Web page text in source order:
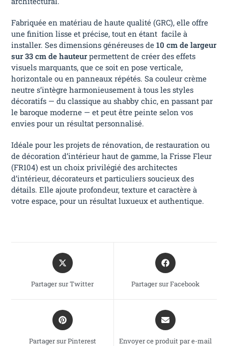
Fabriquée en matériau de haute qualité (GRC), elle offre
une finition lisse et précise, tout en étant facile à
installer. Ses dimensions généreuses de10 cm de largeur
sur 33 cm de hauteurpermettent de créer des effets
visuels marquants, que ce soit en pose verticale,
horizontale ou en panneaux répétés. Sa couleur crème
neutre s’intègre harmonieusement à tous les styles
décoratifs — du classique au shabby chic, en passant par
le baroque moderne — et peut être peinte selon vos
envies pour un résultat personnalisé.
Idéale pour les projets de rénovation, de restauration ou
de décoration d’intérieur haut de gamme, la Frisse Fleur
(FR104) est un choix privilégié des architectes
d’intérieur, décorateurs et particuliers soucieux des
détails. Elle ajoute profondeur, texture et caractère à
votre espace, pour un résultat luxueux et authentique.
Partager sur Twitter Partager sur Facebook
Partager sur Pinterest Envoyer ce produit par e-mail